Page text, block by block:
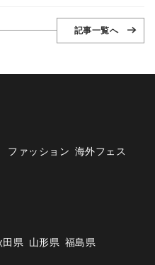
記事一覧へ
ファッション 海外フェス
田県 山形県 福島県